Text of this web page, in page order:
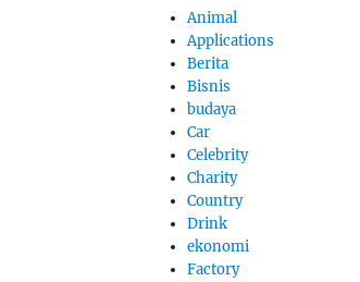
Animal
Applications
Berita
Bisnis
budaya
Car
Celebrity
Charity
Country
Drink
ekonomi
Factory